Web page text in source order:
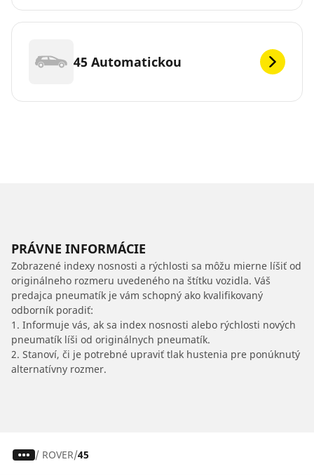
45 Automatickou
PRÁVNE INFORMÁCIE
Zobrazené indexy nosnosti a rýchlosti sa môžu mierne líšiť od
originálneho rozmeru uvedeného na štítku vozidla. Váš
predajca pneumatík je vám schopný ako kvalifikovaný
odborník poradiť:
1. Informuje vás, ak sa index nosnosti alebo rýchlosti nových
pneumatík líši od originálnych pneumatík.
2. Stanoví, či je potrebné upraviť tlak hustenia pre ponúknutý
alternatívny rozmer.
/ ROVER 45